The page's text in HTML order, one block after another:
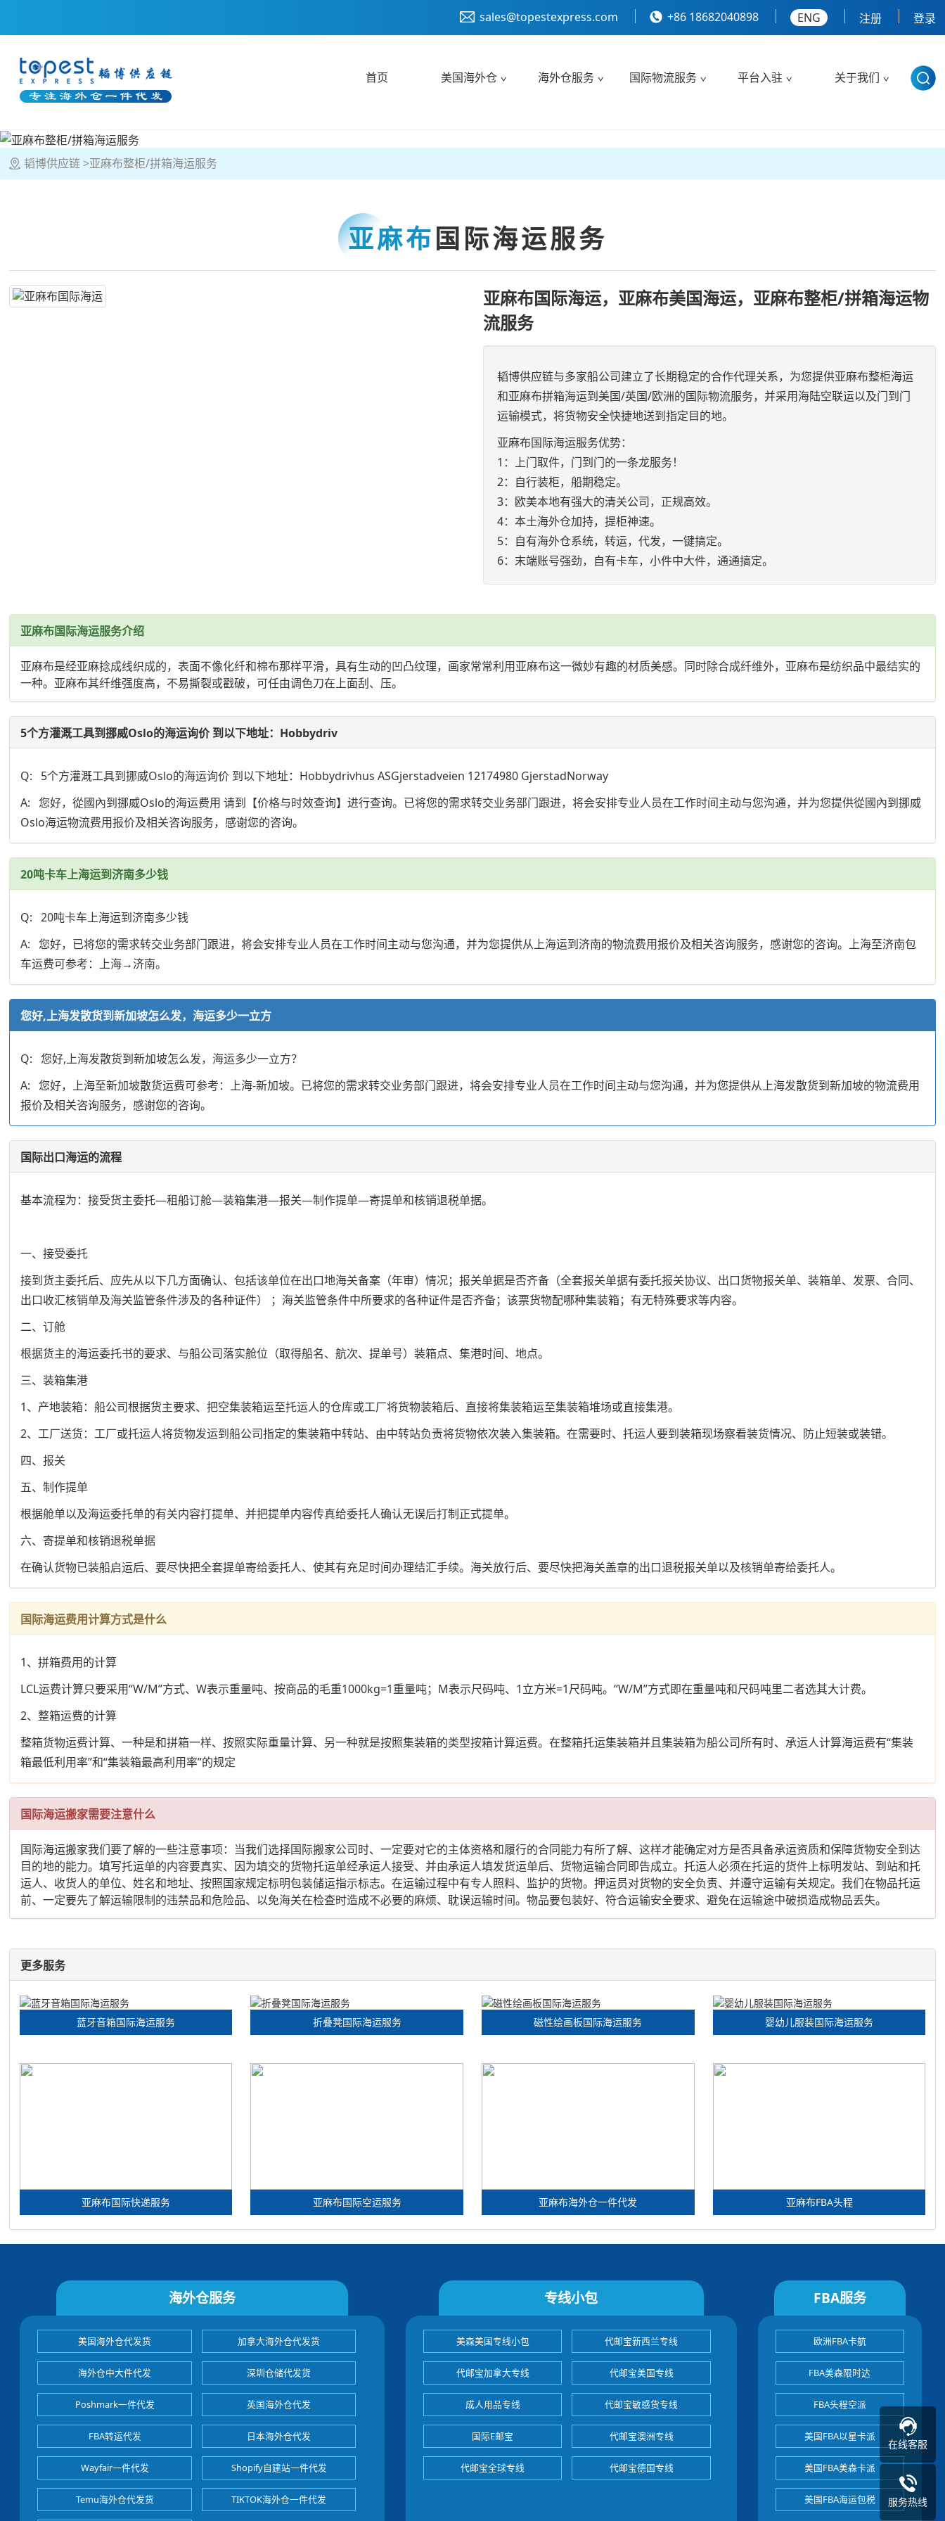
sales@topestexpress.com +86 18682040898 ENG 注册 登录
首页 美国海外仓 海外仓服务 国际物流服务 平台入驻 关于我们
韬博供应链 亚麻布整柜/拼箱海运服务
亚麻布 国际海运服务
亚麻布国际海运，亚麻布美国海运，亚麻布整柜/拼箱海运物
流服务
韬博供应链与多家船公司建立了长期稳定的合作代理关系，为您提供亚麻布整柜海运
和亚麻布拼箱海运到美国/英国/欧洲的国际物流服务，并采用海陆空联运以及门到门
运输模式，将货物安全快捷地送到指定目的地。
亚麻布国际海运服务优势：
1：上门取件，门到门的一条龙服务！
2：自行装柜，船期稳定。
3：欧美本地有强大的清关公司，正规高效。
4：本土海外仓加持，提柜神速。
5：自有海外仓系统，转运，代发，一键搞定。
6：末端账号强劲，自有卡车，小件中大件，通通搞定。
亚麻布国际海运服务介绍
亚麻布是经亚麻捻成线织成的，表面不像化纤和棉布那样平滑，具有生动的凹凸纹理，画家常常利用亚麻布这一微妙有趣的材质美感。同时除合成纤维外，亚麻布是纺织品中最结实的
一种。亚麻布其纤维强度高，不易撕裂或戳破，可任由调色刀在上面刮、压。
5个方灌溉工具到挪威Oslo的海运询价 到以下地址：Hobbydriv
Q: 5个方灌溉工具到挪威Oslo的海运询价 到以下地址：Hobbydrivhus ASGjerstadveien 12174980 GjerstadNorway
A: 您好，從國內到挪威Oslo的海运费用 请到【价格与时效查询】进行查询。已将您的需求转交业务部门跟进，将会安排专业人员在工作时间主动与您沟通，并为您提供從國內到挪威
Oslo海运物流费用报价及相关咨询服务，感谢您的咨询。
20吨卡车上海运到济南多少钱
Q: 20吨卡车上海运到济南多少钱
A: 您好，已将您的需求转交业务部门跟进，将会安排专业人员在工作时间主动与您沟通，并为您提供从上海运到济南的物流费用报价及相关咨询服务，感谢您的咨询。上海至济南包
车运费可参考：上海→济南。
您好,上海发散货到新加坡怎么发，海运多少一立方
Q: 您好,上海发散货到新加坡怎么发，海运多少一立方？
A: 您好，上海至新加坡散货运费可参考：上海-新加坡。已将您的需求转交业务部门跟进，将会安排专业人员在工作时间主动与您沟通，并为您提供从上海发散货到新加坡的物流费用
报价及相关咨询服务，感谢您的咨询。
国际出口海运的流程
基本流程为：接受货主委托—租船订舱—装箱集港—报关—制作提单—寄提单和核销退税单据。
一、接受委托
接到货主委托后、应先从以下几方面确认、包括该单位在出口地海关备案（年审）情况；报关单据是否齐备（全套报关单据有委托报关协议、出口货物报关单、装箱单、发票、合同、
出口收汇核销单及海关监管条件涉及的各种证件） ；海关监管条件中所要求的各种证件是否齐备；该票货物配哪种集装箱；有无特殊要求等内容。
二、订舱
根据货主的海运委托书的要求、与船公司落实舱位（取得船名、航次、提单号）装箱点、集港时间、地点。
三、装箱集港
1、产地装箱：船公司根据货主要求、把空集装箱运至托运人的仓库或工厂将货物装箱后、直接将集装箱运至集装箱堆场或直接集港。
2、工厂送货：工厂或托运人将货物发运到船公司指定的集装箱中转站、由中转站负责将货物依次装入集装箱。在需要时、托运人要到装箱现场察看装货情况、防止短装或装错。
四、报关
五、制作提单
根据舱单以及海运委托单的有关内容打提单、并把提单内容传真给委托人确认无误后打制正式提单。
六、寄提单和核销退税单据
在确认货物已装船启运后、要尽快把全套提单寄给委托人、使其有充足时间办理结汇手续。海关放行后、要尽快把海关盖章的出口退税报关单以及核销单寄给委托人。
国际海运费用计算方式是什么
1、拼箱费用的计算
LCL运费计算只要采用“W/M”方式、W表示重量吨、按商品的毛重1000kg=1重量吨；M表示尺码吨、1立方米=1尺码吨。“W/M”方式即在重量吨和尺码吨里二者选其大计费。
2、整箱运费的计算
整箱货物运费计算、一种是和拼箱一样、按照实际重量计算、另一种就是按照集装箱的类型按箱计算运费。在整箱托运集装箱并且集装箱为船公司所有时、承运人计算海运费有“集装
箱最低利用率”和“集装箱最高利用率”的规定
国际海运搬家需要注意什么
国际海运搬家我们要了解的一些注意事项：当我们选择国际搬家公司时、一定要对它的主体资格和履行的合同能力有所了解、这样才能确定对方是否具备承运资质和保障货物安全到达
目的地的能力。填写托运单的内容要真实、因为填交的货物托运单经承运人接受、并由承运人填发货运单后、货物运输合同即告成立。托运人必须在托运的货件上标明发站、到站和托
运人、收货人的单位、姓名和地址、按照国家规定标明包装储运指示标志。在运输过程中有专人照料、监护的货物。押运员对货物的安全负责、并遵守运输有关规定。我们在物品托运
前、一定要先了解运输限制的违禁品和危险品、以免海关在检查时造成不必要的麻烦、耽误运输时间。物品要包装好、符合运输安全要求、避免在运输途中破损造成物品丢失。
更多服务
蓝牙音箱国际海运服务 折叠凳国际海运服务 磁性绘画板国际海运服务 婴幼儿服装国际海运服务
亚麻布国际快递服务 亚麻布国际空运服务 亚麻布海外仓一件代发 亚麻布FBA头程
海外仓服务
美国海外仓代发货 加拿大海外仓代发货
海外仓中大件代发 深圳仓储代发货
Poshmark一件代发 英国海外仓代发
FBA转运代发 日本海外仓代发
Wayfair一件代发 Shopify自建站一件代发
Temu海外仓代发货 TIKTOK海外仓一件代发
专线小包
美森美国专线小包 代邮宝新西兰专线
代邮宝加拿大专线 代邮宝美国专线
成人用品专线 代邮宝敏感货专线
国际E邮宝 代邮宝澳洲专线
代邮宝全球专线 代邮宝德国专线
FBA服务
欧洲FBA卡航
FBA美森限时达
FBA头程空派
美国FBA以星卡派
美国FBA美森卡派
美国FBA海运包税
在线客服
服务热线